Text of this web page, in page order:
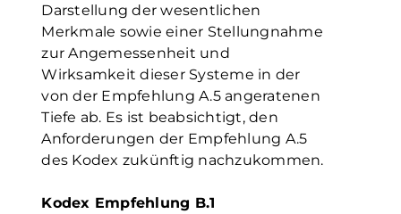
Darstellung der wesentlichen
Merkmale sowie einer Stellungnahme
zur Angemessenheit und
Wirksamkeit dieser Systeme in der
von der Empfehlung A.5 angeratenen
Tiefe ab. Es ist beabsichtigt, den
Anforderungen der Empfehlung A.5
des Kodex zukünftig nachzukommen.
Kodex Empfehlung B.1